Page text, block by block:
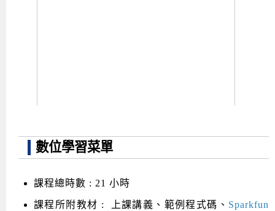
數位學習菜單
課程總時數 : 21 小時
課程所附教材 : 上課講義、範例程式碼、 Sparkfun